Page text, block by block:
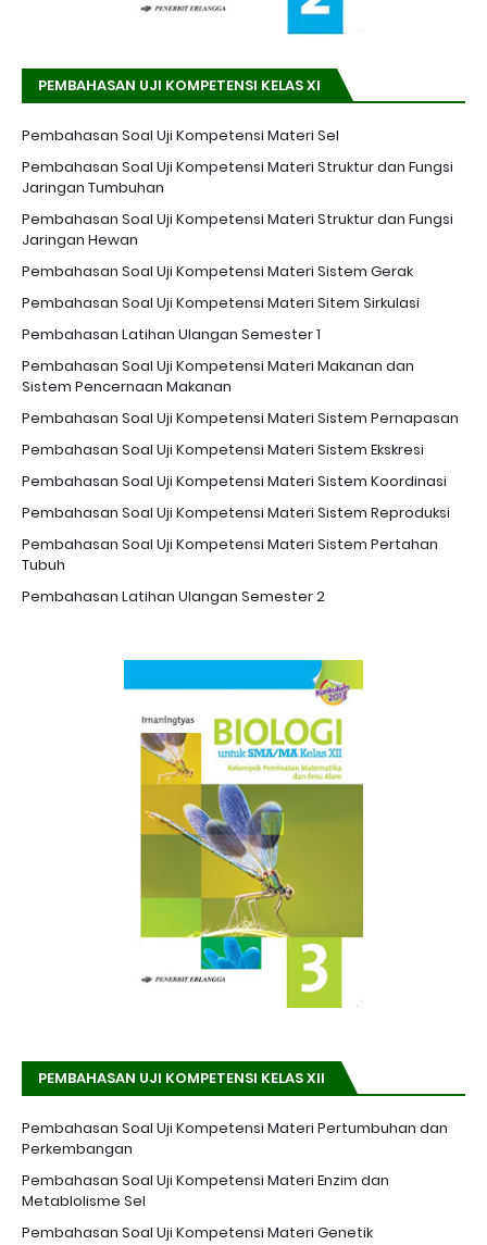
PEMBAHASAN UJI KOMPETENSI KELAS XI
Pembahasan Soal Uji Kompetensi Materi Sel
Pembahasan Soal Uji Kompetensi Materi Struktur dan Fungsi
Jaringan Tumbuhan
Pembahasan Soal Uji Kompetensi Materi Struktur dan Fungsi
Jaringan Hewan
Pembahasan Soal Uji Kompetensi Materi Sistem Gerak
Pembahasan Soal Uji Kompetensi Materi Sitem Sirkulasi
Pembahasan Latihan Ulangan Semester 1
Pembahasan Soal Uji Kompetensi Materi Makanan dan
Sistem Pencernaan Makanan
Pembahasan Soal Uji Kompetensi Materi Sistem Pernapasan
Pembahasan Soal Uji Kompetensi Materi Sistem Ekskresi
Pembahasan Soal Uji Kompetensi Materi Sistem Koordinasi
Pembahasan Soal Uji Kompetensi Materi Sistem Reproduksi
Pembahasan Soal Uji Kompetensi Materi Sistem Pertahan
Tubuh
Pembahasan Latihan Ulangan Semester 2
PEMBAHASAN UJI KOMPETENSI KELAS XII
Pembahasan Soal Uji Kompetensi Materi Pertumbuhan dan
Perkembangan
Pembahasan Soal Uji Kompetensi Materi Enzim dan
Metablolisme Sel
Pembahasan Soal Uji Kompetensi Materi Genetik